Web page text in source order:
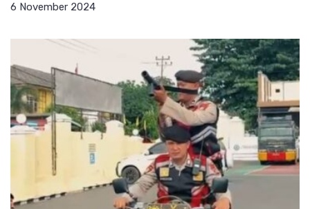
6 November 2024